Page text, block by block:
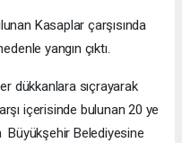
Kasaplar çarşısında
yangın çıktı.
dükkanlara sıçrayarak
içerisinde bulunan 20 ye
Büyükşehir Belediyesine